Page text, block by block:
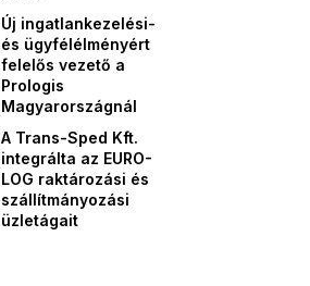
Új ingatlankezelési-
és ügyfélélményért
felelős vezető a
Prologis
Magyarországnál
A Trans-Sped Kft.
integrálta az EURO-
LOG raktározási és
szállítmányozási
üzletágait